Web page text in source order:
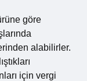
göre
alabilirler.
için vergi